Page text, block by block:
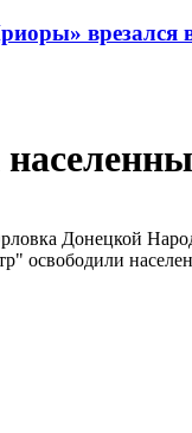
врезался
Донецкой
освободили